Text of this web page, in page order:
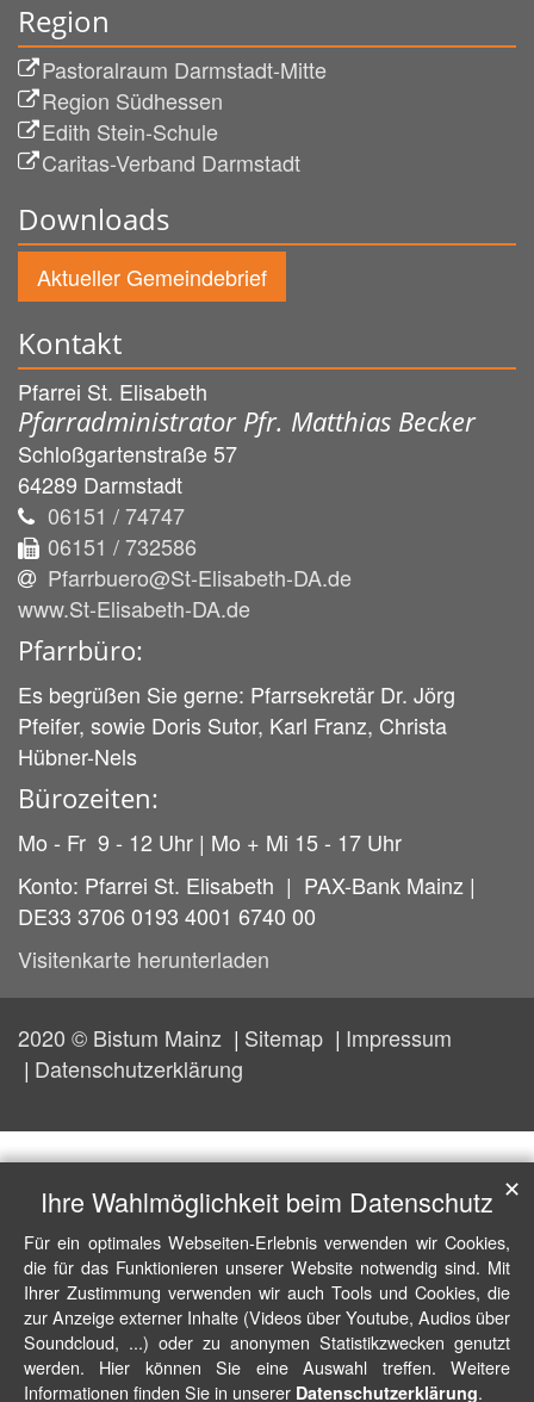
Region
Pastoralraum Darmstadt-Mitte
Region Südhessen
Edith Stein-Schule
Caritas-Verband Darmstadt
Downloads
Aktueller Gemeindebrief
Kontakt
Pfarrei St. Elisabeth
Pfarradministrator Pfr. Matthias Becker
Schloßgartenstraße 57
64289 Darmstadt
06151 / 74747
06151 / 732586
Pfarrbuero@St-Elisabeth-DA.de
www.St-Elisabeth-DA.de
Pfarrbüro:
Es begrüßen Sie gerne: Pfarrsekretär Dr. Jörg
Pfeifer, sowie Doris Sutor, Karl Franz, Christa
Hübner-Nels
Bürozeiten:
Mo - Fr 9 - 12 Uhr | Mo + Mi 15 - 17 Uhr
Konto: Pfarrei St. Elisabeth | PAX-Bank Mainz |
DE33 3706 0193 4001 6740 00
Visitenkarte herunterladen
2020 © Bistum Mainz Sitemap
Impressum
Datenschutzerklärung
Ihre Wahlmöglichkeit beim Datenschutz
Für ein optimales Webseiten-Erlebnis verwenden wir Cookies,
die für das Funktionieren unserer Website notwendig sind. Mit
Ihrer Zustimmung verwenden wir auch Tools und Cookies, die
zur Anzeige externer Inhalte (Videos über Youtube, Audios über
Soundcloud, ...) oder zu anonymen Statistikzwecken genutzt
werden. Hier können Sie eine Auswahl treffen. Weitere
Informationen finden Sie in unserer Datenschutzerklärung.
✕